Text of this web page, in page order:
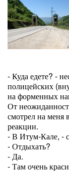
- Куда едете? -
полицейских
на форменных
От
смотрел на меня
реакции.
- В Итум-Кале, -
- Отдыхать?
- Да.
- Там очень